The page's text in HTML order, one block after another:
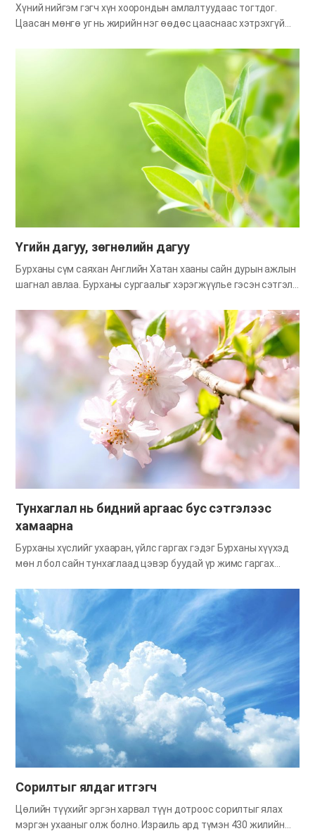
Хүний нийгэм гэгч хүн хоорондын амлалтуудаас тогтдог.
Цаасан мөнгө уг нь жирийн нэг өөдөс цааснаас хэтрэхгүй
ч нэг цаас биш, эд юмс зарах, худалдан авах мөнгөн
дэвсгэрт болоод хувирчих жишээний. Хэрвээ жаахан хүүхэд
мөнгө урчихвал хүмүүс харамсдаг ч зүгээр нэг цаас урахад
нь нэг их тоодоггүй. Мөнгөн дэвсгэрт биш харин жирийн
цаасанд ямар нэг амлалт агуулаагүй учраас тэр шүү дээ. Энэ
мэт жишээнээс амлалт гэгч ихээхэн чухал гэдгийг ойлгож
болохоор байна. Бурхан болон хүн төрөлхтний хооронд ч
Бурханы тогтоосон амлалт буюу гэрээ гэж бий. Итгэлийн
амьдралын тухайд ч гэрээ болон итгэл гэгчийн хоорондын
холбоо хамаарлыг ойлгохгүйгээр бид яагаад Бурханы тушаал
сахих ёстойгоо, яагаад Елохим Бурханд итгэх итгэлээ сахих
Үгийн дагуу, зөгнөлийн дагуу
Бурханы сүм саяхан Английн Хатан хааны сайн дурын ажлын
шагнал авлаа. Бурханы сургаалыг хэрэгжүүлье гэсэн сэтгэл
хамтдаа авсан байгууллагын шагнал энэ юм. Бусдын төлөө
золиос гарган, сайн дурын ажил хийж авсан шагнал болохоор
бүр ч үнэ цэнэтэй санагдана. АНУ-ын ерөнхийлөгчийн сайн
дурын ажлын шагнал болон БНСУ-ын ерөнхийлөгчийн
байгууллагын дээд шагналаас авхуулаад дэлхий даяар
шагналын хур бууж байгаа мэдээ шил дараалан ирсээр.
Бурхан яагаад өнөө үед бидэнд энэ мэт нэр хүндтэй
шагналыг ар араас нь өгсөөр байгаа талаар Библиэр
дамжуулан Бурханы хүслийг бодох цаг гаргацгаая. Би бүх
дэлхийн үндэстнүүдийн дунд та нарт яруу алдар болон
магтаалыг өгнө Бурхан сургаалд нь зөв итгэж, хүслийнх нь
дагуу үйлддэг Сионы итгэгчдэд бүх дэлхийн үндэстнүүдийн
дунд яруу алдар…
Тунхаглал нь бидний аргаас бус сэтгэлээс
хамаарна
Бурханы хүслийг ухааран, үйлс гаргах гэдэг Бурханы хүүхэд
мөн л бол сайн тунхаглаад цэвэр буудай үр жимс гаргах
жимс гаргавал Эцэг минь алдаршина” хэмээн сургасан
удаатай (Иох 15:8). Үр жимс гаргахын тулд тунхаглалын ямар
нэгэн тусгай арга олох гэдэг гэр бүлүүд ч байдаг. Харин
үнэнийг дөнгөж хүлээн авсан манай шинэ гэр бүлүүд
авралын зар тараах туршлагагүй хэрнээ үр жимс их гаргаж
байгааг хааяа хараад тунхаглах тогтсон арга барил
байдаггүй юм байна гэж ухаардаг. Сайн мэдээ тараахад арга
барил гол нь биш, ямар сэтгэлээр тараахаас шалтгаалан
Бурхан сайн мэдээний нандин үр жимс зөвшөөрдөг гэдгийг
мэдэж авцгаая. Чин сэтгэлээр тунхаглахад гардаг сайн
мэдээний үр жимс “Иерусалим Эхийн яруу алдрыг бүх
дэлхийд…
Сорилтыг ялдаг итгэгч
Цөлийн түүхийг эргэн харвал түүн дотроос сорилтыг ялах
мэргэн ухааныг олж болно. Израиль ард түмэн 430 жилийн